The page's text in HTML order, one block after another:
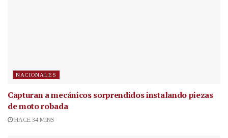
NACIONALES
Capturan a mecánicos sorprendidos instalando piezas
de moto robada
HACE 34 MINS